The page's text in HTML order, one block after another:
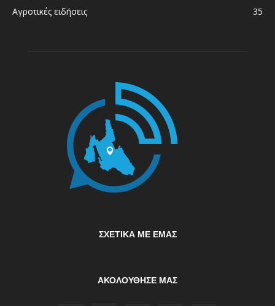
Αγροτικές ειδήσεις
35
ΣΧΕΤΙΚΆ ΜΕ ΕΜΆΣ
ΑΚΟΛΟΥΘΗΣΕ ΜΑΣ